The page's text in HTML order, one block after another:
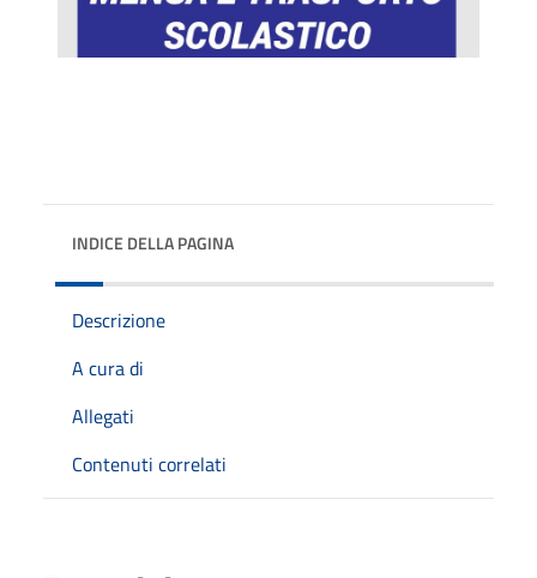
INDICE DELLA PAGINA
Descrizione
A cura di
Allegati
Contenuti correlati